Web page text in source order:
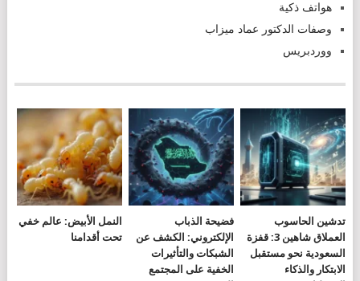
هواتف ذكية
وصفات الدكتور عماد ميزاب
ووردبريس
تدشين الحاسوب
العملاق شاهين 3: قفزة
السعودية نحو مستقبل
الابتكار والذكاء
فضيحة الذباب
الإلكتروني: الكشف عن
الشبكات والتأثيرات
الخفية على المجتمع
النمل الأبيض: عالم خفي
تحت أقدامنا